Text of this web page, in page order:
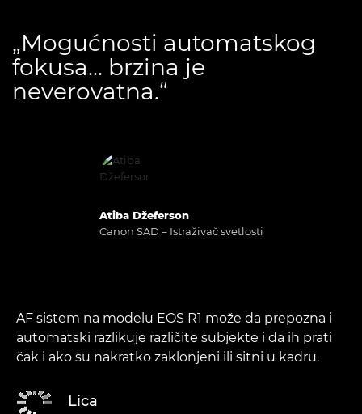
Atiba Džeferson
Canon SAD – Istraživač svetlosti
„Mogućnosti automatskog
fokusa... brzina je
neverovatna.“
AF sistem na modelu EOS R1 može da prepozna i
automatski razlikuje različite subjekte i da ih prati
čak i ako su nakratko zaklonjeni ili sitni u kadru.
Lica